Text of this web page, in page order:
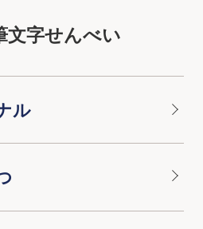
文字せんべい
ル